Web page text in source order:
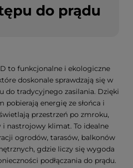
do prądu
to funkcjonalne i ekologiczne
doskonale sprawdzają się w
do tradycyjnego zasilania. Dzięki
pobierają energię ze słońca i
przestrzeń po zmroku,
nastrojowy klimat. To idealne
ogrodów, tarasów, balkonów
gdzie liczy się wygoda
podłączania do prądu.